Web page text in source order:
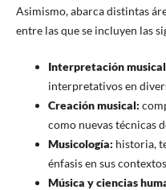
Asimismo, abarca distintas
entre las que se incluyen las
Interpretación
interpretativos en
Creación musical:
como nuevas técnicas
Musicología: historia,
énfasis en sus
Música y ciencias